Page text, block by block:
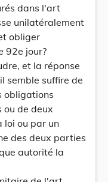
dans l'art
unilatéralement
obliger
92e jour?
et la réponse
semble suffire de
obligations
ou de deux
loi ou par un
des deux parties
autorité la